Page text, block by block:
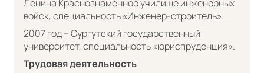
Ленина Краснознаменное училище инженерных
войск, специальность «Инженер-строитель».
2007 год – Сургутский государственный
университет, специальность «юриспруденция».
Трудовая деятельность